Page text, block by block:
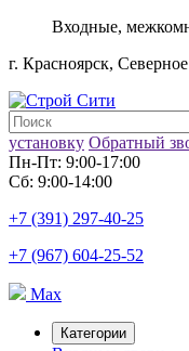
Входные,
г. Красноярск,
установку Обратный
Пн-Пт: 9:00-17:00
Сб: 9:00-14:00
+7 (391) 297-40-25
+7 (967) 604-25-52
Max
Категории